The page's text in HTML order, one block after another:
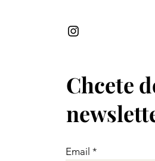
Chcete
Email